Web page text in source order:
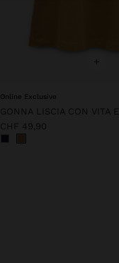
+
Online Exclusive
GONNA LISCIA CON VITA
CHF 49,90